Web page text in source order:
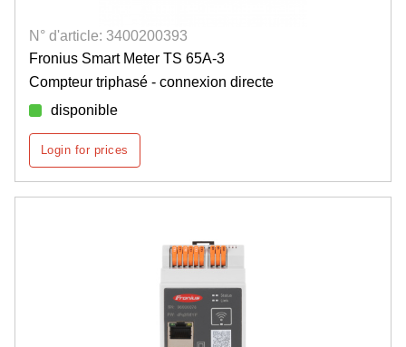
N° d'article: 3400200393
Fronius Smart Meter TS 65A-3
Compteur triphasé - connexion directe
disponible
Login for prices